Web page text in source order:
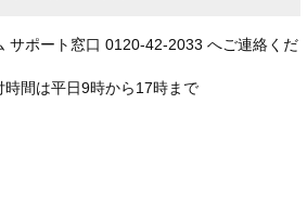
サポート窓口 0120-42-2033 へご連絡くだ
間は平日9時から17時まで